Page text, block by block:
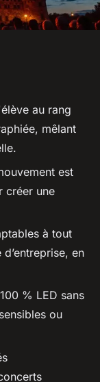
au rang
mêlant
est
créer une
à tout
en
% LED sans
ou